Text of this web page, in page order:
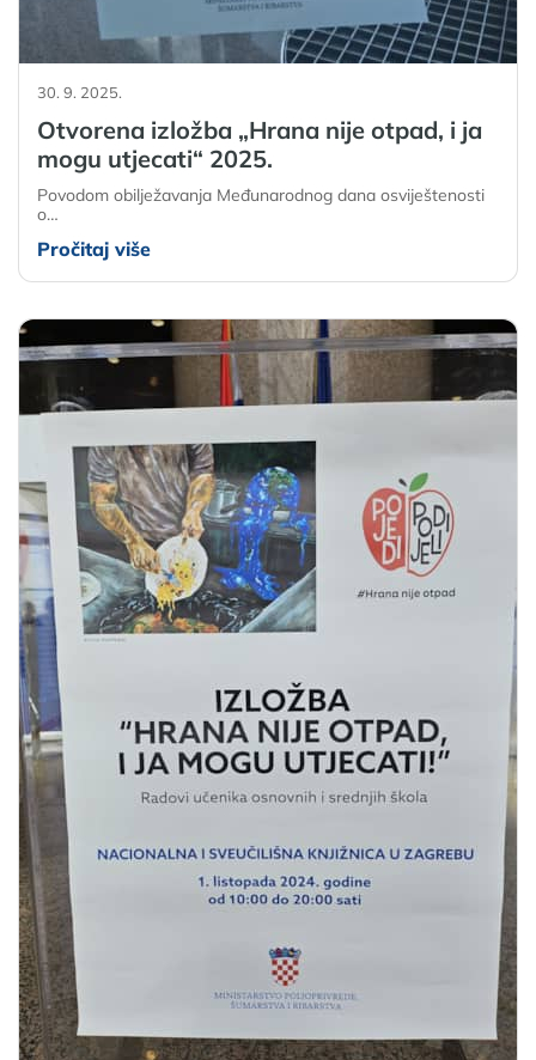
30. 9. 2025.
Otvorena izložba „Hrana nije otpad, i ja
mogu utjecati“ 2025.
Povodom obilježavanja Međunarodnog dana osviještenosti
o…
Pročitaj više